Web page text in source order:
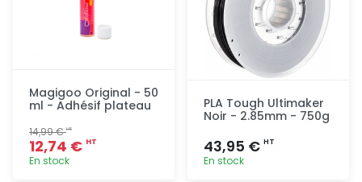
Magigoo Original - 50
ml - Adhésif plateau
14,99 €HT
12,74 € HT
En stock
PLA Tough Ultimaker
Noir - 2.85mm - 750g
43,95 € HT
En stock